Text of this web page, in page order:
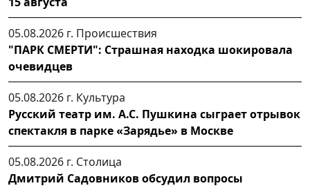
05.08.2026 г. Происшествия
"ПАРК СМЕРТИ": Страшная находка шокировала
очевидцев
05.08.2026 г. Культура
Русский театр им. А.С. Пушкина сыграет отрывок
спектакля в парке «Зарядье» в Москве
05.08.2026 г. Столица
Дмитрий Садовников обсудил вопросы